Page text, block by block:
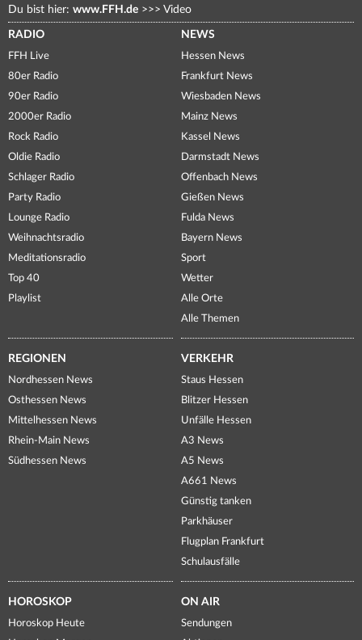
Du bist hier: www.FFH.de >>> Video
RADIO
FFH Live
80er Radio
90er Radio
2000er Radio
Rock Radio
Oldie Radio
Schlager Radio
Party Radio
Lounge Radio
Weihnachtsradio
Meditationsradio
Top 40
Playlist
NEWS
Hessen News
Frankfurt News
Wiesbaden News
Mainz News
Kassel News
Darmstadt News
Offenbach News
Gießen News
Fulda News
Bayern News
Sport
Wetter
Alle Orte
Alle Themen
REGIONEN
Nordhessen News
Osthessen News
Mittelhessen News
Rhein-Main News
Südhessen News
VERKEHR
Staus Hessen
Blitzer Hessen
Unfälle Hessen
A3 News
A5 News
A661 News
Günstig tanken
Parkhäuser
Flugplan Frankfurt
Schulausfälle
HOROSKOP
Horoskop Heute
ON AIR
Sendungen